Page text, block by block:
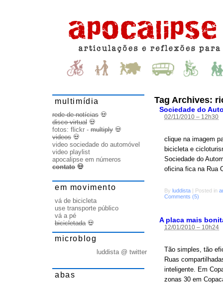
Tag Archives:
Sociedade do
02/11/2010 – 12h30
clique na imagem
bicicleta e
Sociedade do
oficina fica na Rua
By luddista | Posted in
Comments (5)
A placa mais
12/01/2010 – 10h24
Tão simples, tão
Ruas
inteligente. Em
zonas 30 em
multimídia
rede de notícias 💀
disco virtual 💀
fotos: flickr - multiply 💀
videos 💀
video sociedade do automóvel
video playlist
apocalipse em números
contato 💀
em movimento
vá de bicicleta
use transporte público
vá a pé
bicicletada💀
microblog
luddista @ twitter
abas